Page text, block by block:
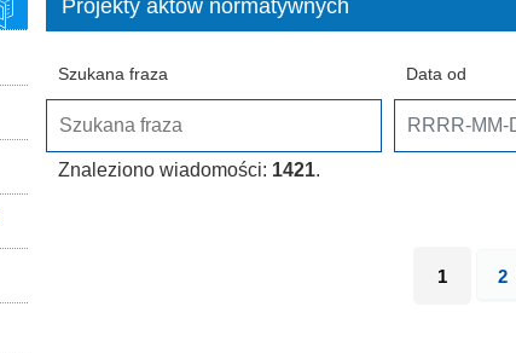
Projekty aktów normatywnych
Szukana fraza Data od
Znaleziono wiadomości: 1421.
1 2